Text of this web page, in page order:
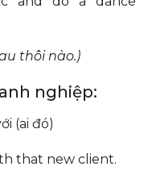
thôi nào.)
nghiệp:
(ai đó)
that new client.